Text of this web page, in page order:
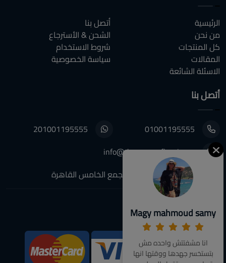
الرئيسية
من نحن
كل المنتجات
المقالات
الاسئلة الشائعة
أتصل بنا
الشحن & الأسترجاع
شروط الاستخدام
سياسة الخصوصية
أتصل بنا
01001195555
201001195555
info@decoupagefleuri.com
٨٨ النرجس عمارات, التجمع الخامس القاهرة
We Accept:
تابعونا:
Magy mahmoud samy
انا مشفتتش واحده مش
بتستخسر جهدها ووقتها انها